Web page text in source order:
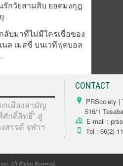
รักวัยสามสิบ ยอดมงกุฎ
...
ลับมาที่ไม่มีใครเชื่อของ
นล เมสซี่ บนเวทีฟุตบอล
กเมืองสามัญ
ศักดิ์สิทธิ์” สู่
สรรค์ จุฬาฯ
CONTACT
PRSociety |
516/1
E-mail :
Tel : 66(2)
All Rights Reserved.